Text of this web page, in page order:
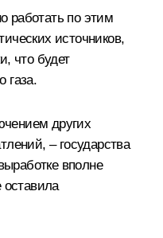
работать по этим
источников,
что будет
газа.
других
– государства
вполне
оставила